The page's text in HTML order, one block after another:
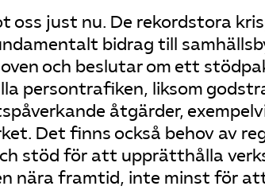
oss just nu. De rekordstora
bidrag till
och beslutar om ett
persontrafiken, liksom
åtgärder,
Det finns också behov av
stöd för att upprätthålla
nära framtid, inte minst för